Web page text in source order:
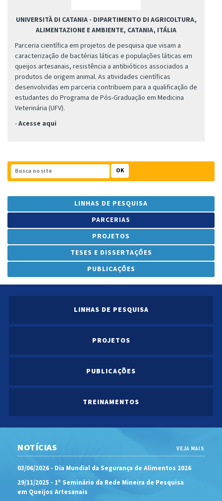
UNIVERSITÀ DI CATANIA - DIPARTIMENTO DI AGRICOLTURA,
ALIMENTAZIONE E AMBIENTE, CATANIA, ITÁLIA
Parceria científica em projetos de pesquisa que visam a
caracterização de bactérias láticas e populações láticas em
queijos artesanais, resistência a antibióticos associados a
produtos de origem animal. As atividades científicas
desenvolvidas em parceria contribuem para a qualificação de
estudantes do Programa de Pós-Graduação em Medicina
Veterinária (UFV).
-Acesse aqui
OK
LINHAS DE PESQUISA
PARCERIAS
PROJETOS
TESES E DISSERTAÇÕES
PUBLICAÇÕES
LINHAS DE PESQUISA
PROJETOS
PUBLICAÇÕES
TREINAMENTOS
NOTÍCIAS VEJA MAIS
03/06/2026 - Dia Mundial da Segurança de Alimentos 2026
29/11/2025 - 1º Seminário da Rede Mineira de Pesquisa
em Queijos Artesanais